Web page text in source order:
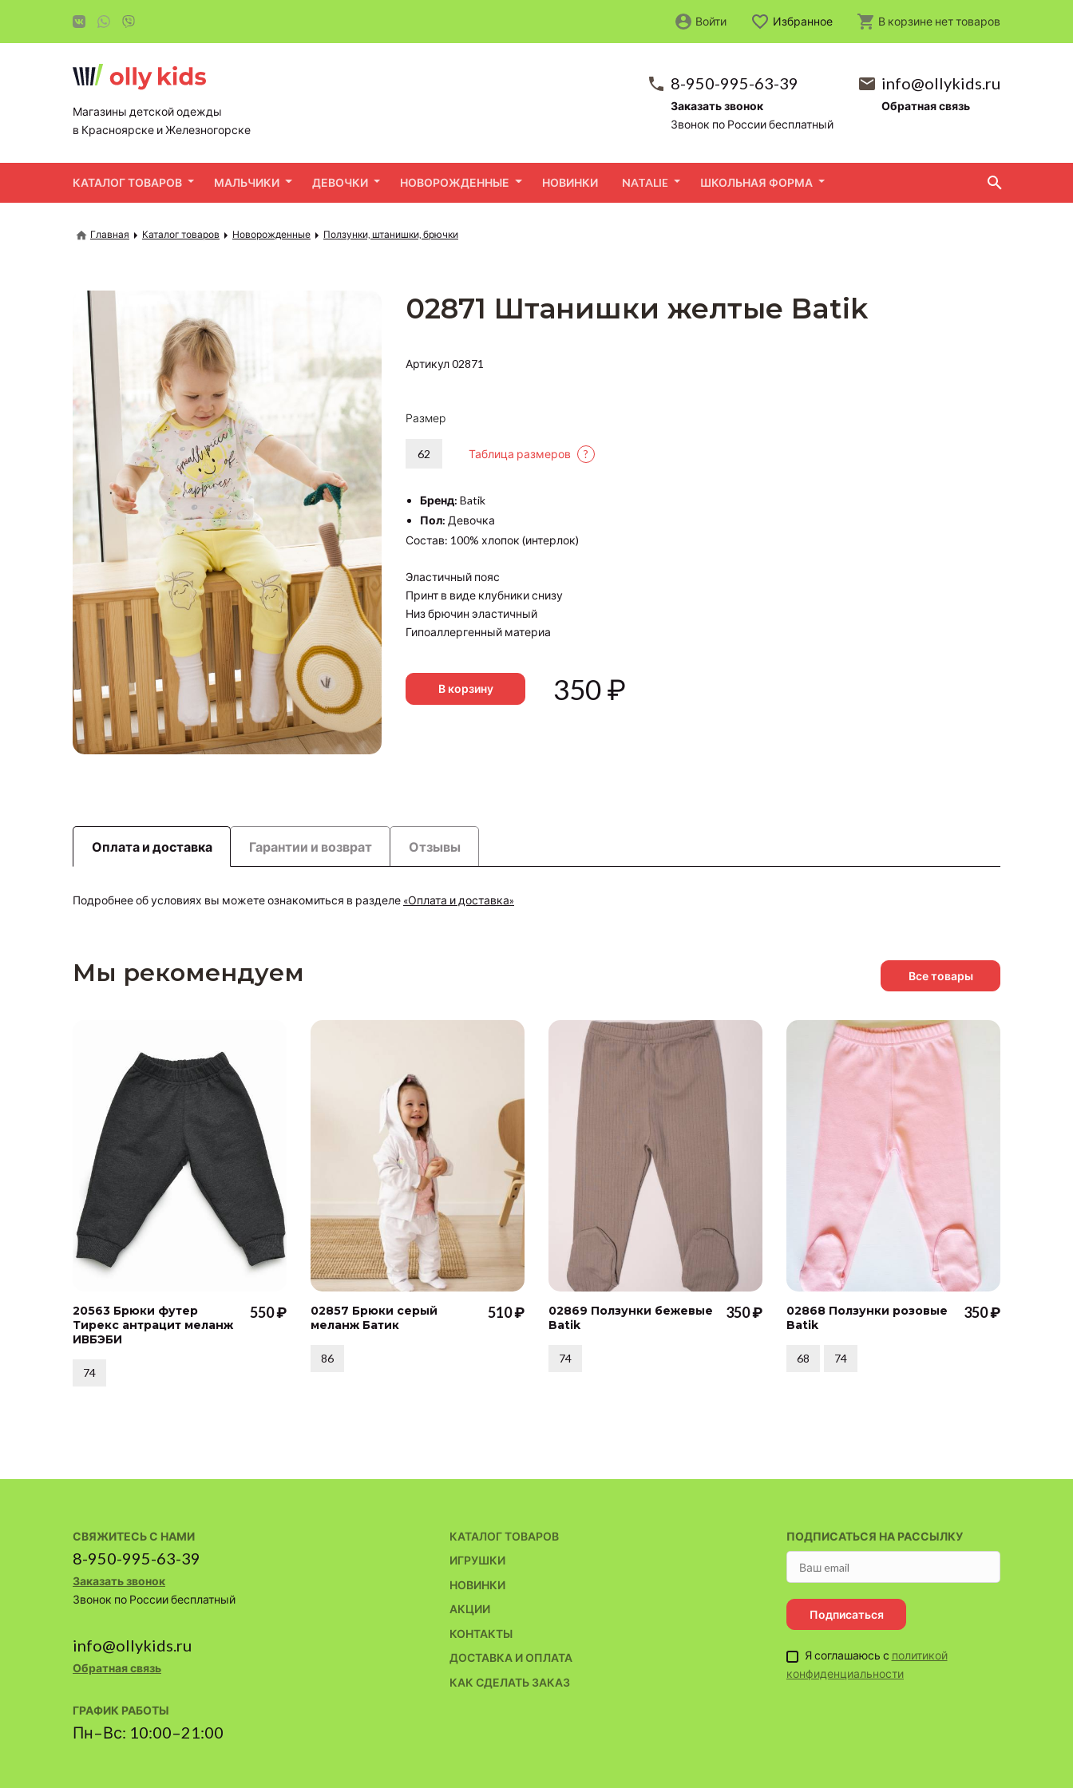
Магазины детской одежды
в Красноярске и Железногорске
8-950-995-63-39
Заказать звонок
Звонок по России бесплатный
info@ollykids.ru
Обратная связь
КАТАЛОГ ТОВАРОВ МАЛЬЧИКИ ДЕВОЧКИ НОВОРОЖДЕННЫЕ НОВИНКИ NATALIE ШКОЛЬНАЯ ФОРМА
Войти Избранное В корзине неттоваров
Главная Каталог товаров Новорожденные Ползунки, штанишки, брючки
02871 Штанишки желтые Batik
Артикул 02871
Размер
62 Таблица размеров ?
Бренд: Batik
Пол: Девочка
Состав: 100% хлопок (интерлок)
Эластичный пояс
Принт в виде клубники снизу
Низ брючин эластичный
Гипоаллергенный материа
В корзину 350₽
Оплата и доставка Гарантии и возврат Отзывы
Подробнее об условиях вы можете ознакомиться в разделе «Оплата и доставка»
Мы рекомендуем Все товары
20563 Брюки футер
Тирекс антрацит меланж
ИВБЭБИ
550 ₽
74
02857 Брюки серый
меланж Батик
510 ₽
86
02869 Ползунки бежевые
Batik
350 ₽
74
02868 Ползунки розовые
Batik
350 ₽
68 74
КАТАЛОГ ТОВАРОВ
ИГРУШКИ
НОВИНКИ
АКЦИИ
КОНТАКТЫ
ДОСТАВКА И ОПЛАТА
КАК СДЕЛАТЬ ЗАКАЗ
ПОДПИСАТЬСЯ НА РАССЫЛКУ
Подписаться
Я соглашаюсь с политикой
конфиденциальности
СВЯЖИТЕСЬ С НАМИ
8-950-995-63-39
Заказать звонок
Звонок по России бесплатный
info@ollykids.ru
Обратная связь
ГРАФИК РАБОТЫ
Пн–Вс: 10:00–21:00